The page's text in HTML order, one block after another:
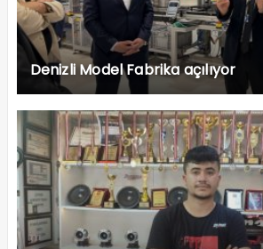
Denizli Model Fabrika açılıyor